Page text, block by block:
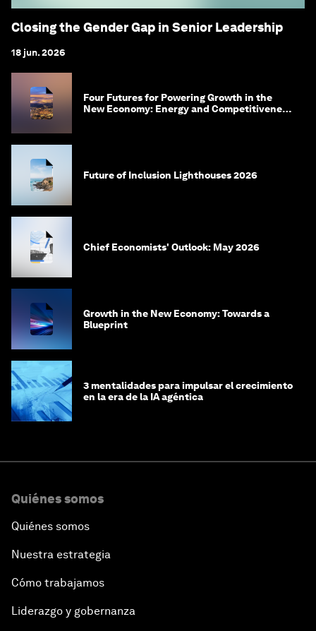
Closing the Gender Gap in Senior Leadership
18 jun. 2026
Four Futures for Powering Growth in the
New Economy: Energy and Competitiveness
Future of Inclusion Lighthouses 2026
Chief Economists' Outlook: May 2026
Growth in the New Economy: Towards a
Blueprint
3 mentalidades para impulsar el crecimiento
en la era de la IA agéntica
Quiénes somos
Quiénes somos
Nuestra estrategia
Cómo trabajamos
Liderazgo y gobernanza